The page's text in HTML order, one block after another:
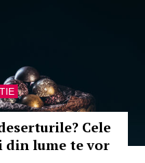
Cele
din lume te vor